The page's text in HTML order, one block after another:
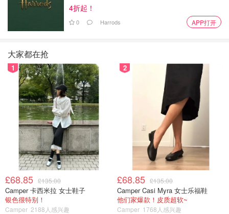
获奖的产品系列Blissfeel 跑鞋由四种不同的鞋型组成，共有
十种不同配色，于 2022 年上市。
4折起！
0 Harrods APP打开
大家都在抢
1
£68.85 £135.00
Camper 卡西米拉 女士鞋子
银色很特别！
Camper 2188人感兴趣
2
£68.85 £135.00
Camper Casi Myra 女士乐福鞋
他们家爆款！皮质超软~
Camper 1768人感兴趣